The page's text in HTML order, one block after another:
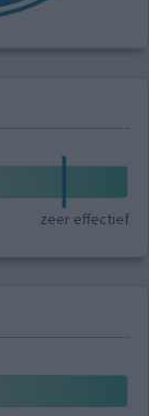
zeer effectief